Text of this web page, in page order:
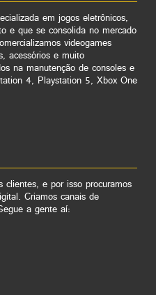
em jogos eletrônicos,
e que se consolida no mercado
videogames
acessórios e muito
na manutenção de consoles e
4, Playstation 5, Xbox One
clientes, e por isso procuramos
Criamos canais de
a gente aí: